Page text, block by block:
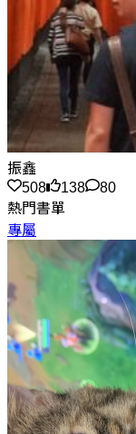
振鑫
508
138
80
熱門書單
專屬